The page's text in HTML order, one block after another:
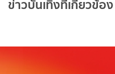
ข่าวบันเทิงที่เกี่ยวข้อง